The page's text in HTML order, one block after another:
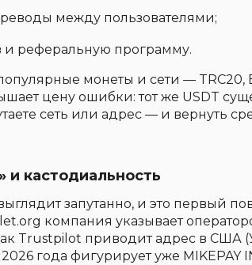
между пользователями;
и реферальную программу.
монеты и сети — TRC20,
цену ошибки: тот же USDT
сеть или адрес — и вернуть
и кастодиальность
запутанно, и это первый
компания указывает
Trustpilot приводит адрес в США
года фигурирует уже MIKEPAY